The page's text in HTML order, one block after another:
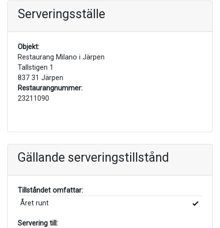
Serveringsställe
Objekt:
Restaurang Milano i Järpen
Tallstigen 1
837 31 Järpen
Restaurangnummer:
23211090
Gällande serveringstillstånd
Tillståndet omfattar:
Året runt
Servering till: